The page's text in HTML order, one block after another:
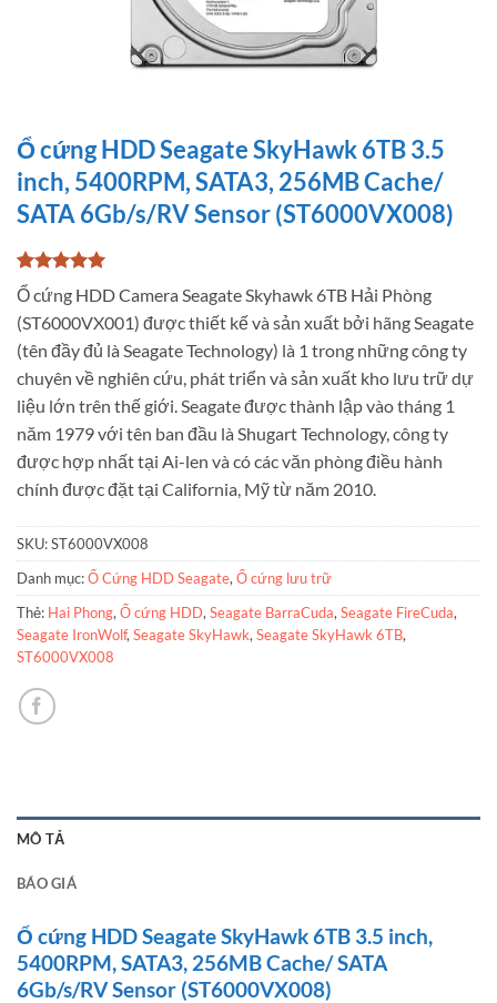
Ổ cứng HDD Seagate SkyHawk 6TB 3.5
inch, 5400RPM, SATA3, 256MB Cache/
SATA 6Gb/s/RV Sensor (ST6000VX008)
5trên 5
dựa trên
5
đánh giá
Ổ cứng HDD Camera Seagate Skyhawk 6TB Hải Phòng
(ST6000VX001) được thiết kế và sản xuất bởi hãng Seagate
(tên đầy đủ là Seagate Technology) là 1 trong những công ty
chuyên về nghiên cứu, phát triển và sản xuất kho lưu trữ dự
liệu lớn trên thế giới. Seagate được thành lập vào tháng 1
năm 1979 với tên ban đầu là Shugart Technology, công ty
được hợp nhất tại Ai-len và có các văn phòng điều hành
chính được đặt tại California, Mỹ từ năm 2010.
SKU:ST6000VX008
Danh mục:Ổ Cứng HDD Seagate, Ổ cứng lưu trữ
Thẻ: Hai Phong, Ổ cứng HDD, Seagate BarraCuda, Seagate FireCuda,
Seagate IronWolf, Seagate SkyHawk, Seagate SkyHawk 6TB,
ST6000VX008
MÔ TẢ
BÁO GIÁ
Ổ cứng HDD Seagate SkyHawk 6TB 3.5 inch,
5400RPM, SATA3, 256MB Cache/ SATA
6Gb/s/RV Sensor (ST6000VX008)